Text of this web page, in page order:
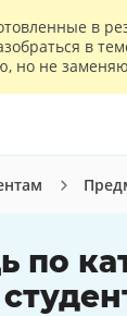
в
в
но не
по